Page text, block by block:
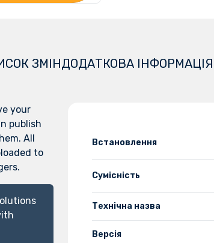
ЗМІНДОДАТКОВА ІНФОРМАЦІЯ
your
publish
All
to
Встановлення
Сумісність
Технічна назва
Версія